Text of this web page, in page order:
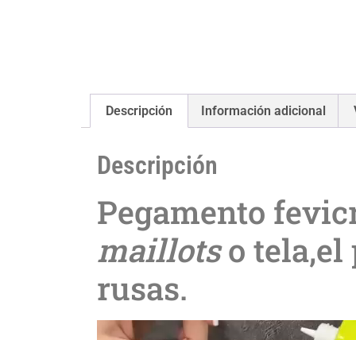
Descripción Información adicional
Descripción
Pegamento
maillotso tela,el
rusas.
Reproductor